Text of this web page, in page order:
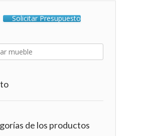
Solicitar Presupuesto
de los productos